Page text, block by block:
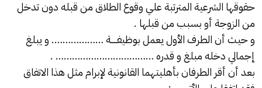
حقوقها الشرعية المترتبة علي وقوع الطلاق من قبله دون تدخل
من الزوجة أو بسبب من قبلها .
و حيث أن الطرف الأول يعمل بوظيفـــــة ………………. و يبلغ
إجمالي دخله مبلغ و قدره ……………………………… .
بعد أن أقر الطرفان بأهليتهما القانونية لإبرام مثل هذا الاتفاق